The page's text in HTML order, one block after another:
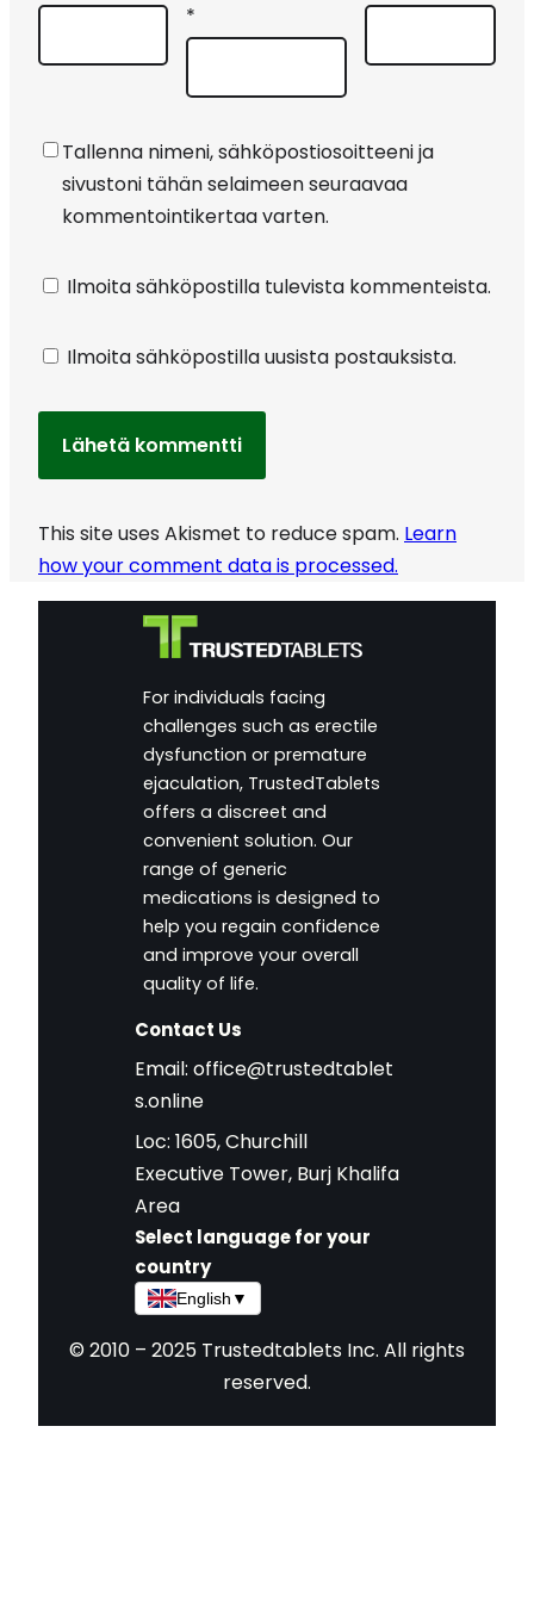
*
Tallenna nimeni, sähköpostiosoitteeni ja
sivustoni tähän selaimeen seuraavaa
kommentointikertaa varten.
Ilmoita sähköpostilla tulevista kommenteista.
Ilmoita sähköpostilla uusista postauksista.
This site uses Akismet to reduce spam. Learn
how your comment data is processed.
For individuals facing
challenges such as erectile
dysfunction or premature
ejaculation, TrustedTablets
offers a discreet and
convenient solution. Our
range of generic
medications is designed to
help you regain confidence
and improve your overall
quality of life.
Contact Us
Email: office@trustedtablet
s.online
Loc: 1605, Churchill
Executive Tower, Burj Khalifa
Area
Select language for your
country
English ▼
© 2010 – 2025 Trustedtablets Inc. All rights
reserved.